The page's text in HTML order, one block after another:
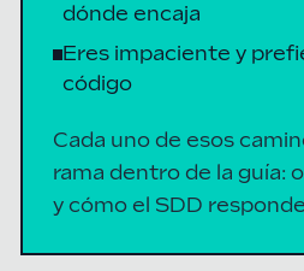
dónde encaja
Eres impaciente y
código
Cada uno de esos
rama dentro de la guía:
y cómo el SDD